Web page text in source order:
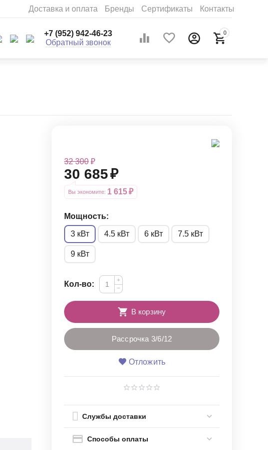
Доставка и оплата Бренды Сертификаты Контакты
+7 (952) 942-46-23
Обратный звонок
0
32 300 ₽
30 685₽
Вы экономите: 1 615₽
Мощность:
3 кВт 4.5 кВт 6 кВт 7.5 кВт
9 кВт
Кол-во:
+
−
В корзину
Рассрочка 3/6/12
Отложить
Службы доставки
Способы оплаты